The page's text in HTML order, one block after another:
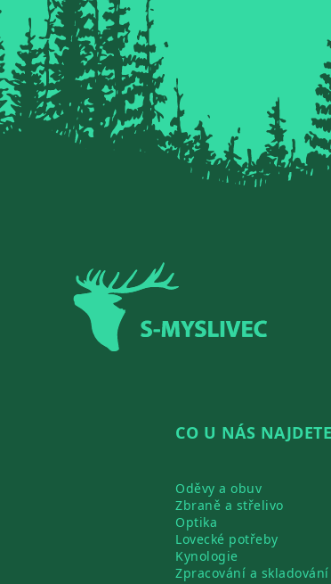
CO U NÁS NAJDETE
Oděvy a obuv
Zbraně a střelivo
Optika
Lovecké potřeby
Kynologie
Zpracování a